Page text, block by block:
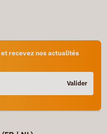
recevez nos actualités
Valider